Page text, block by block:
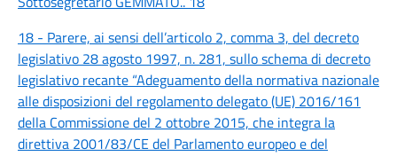
18 - Parere, ai sensi dell’articolo 2, comma 3, del decreto
legislativo 28 agosto 1997, n. 281, sullo schema di decreto
legislativo recante “Adeguamento della normativa nazionale
alle disposizioni del regolamento delegato (UE) 2016/161
della Commissione del 2 ottobre 2015, che integra la
direttiva 2001/83/CE del Parlamento europeo e del